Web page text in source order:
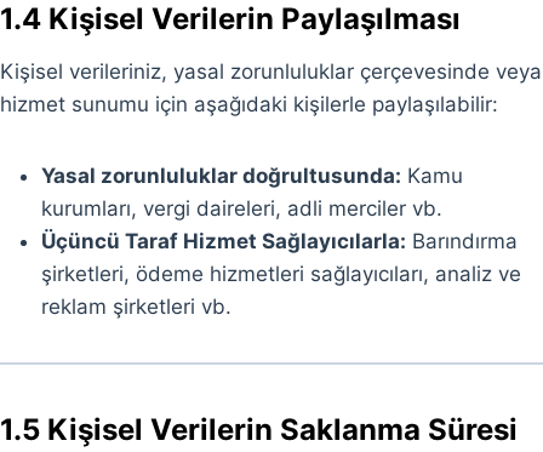
1.4 Kişisel Verilerin Paylaşılması
Kişisel verileriniz, yasal zorunluluklar çerçevesinde veya
hizmet sunumu için aşağıdaki kişilerle paylaşılabilir:
Yasal zorunluluklar doğrultusunda: Kamu
kurumları, vergi daireleri, adli merciler vb.
Üçüncü Taraf Hizmet Sağlayıcılarla: Barındırma
şirketleri, ödeme hizmetleri sağlayıcıları, analiz ve
reklam şirketleri vb.
1.5 Kişisel Verilerin Saklanma Süresi